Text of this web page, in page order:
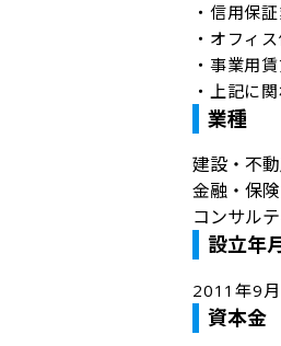
・信用保
・オフィ
・事業用
・上記に
業種
建設・不
金融・保険
コンサル
設立年
2011年9月
資本金